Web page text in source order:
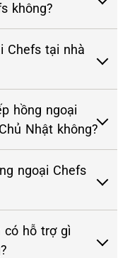
không?
Chefs tại nhà
hồng ngoại
Nhật không?
ngoại Chefs
có hỗ trợ gì